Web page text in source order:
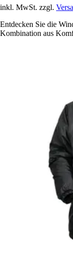
inkl. MwSt. zzgl.
Entdecken Sie die
Kombination aus